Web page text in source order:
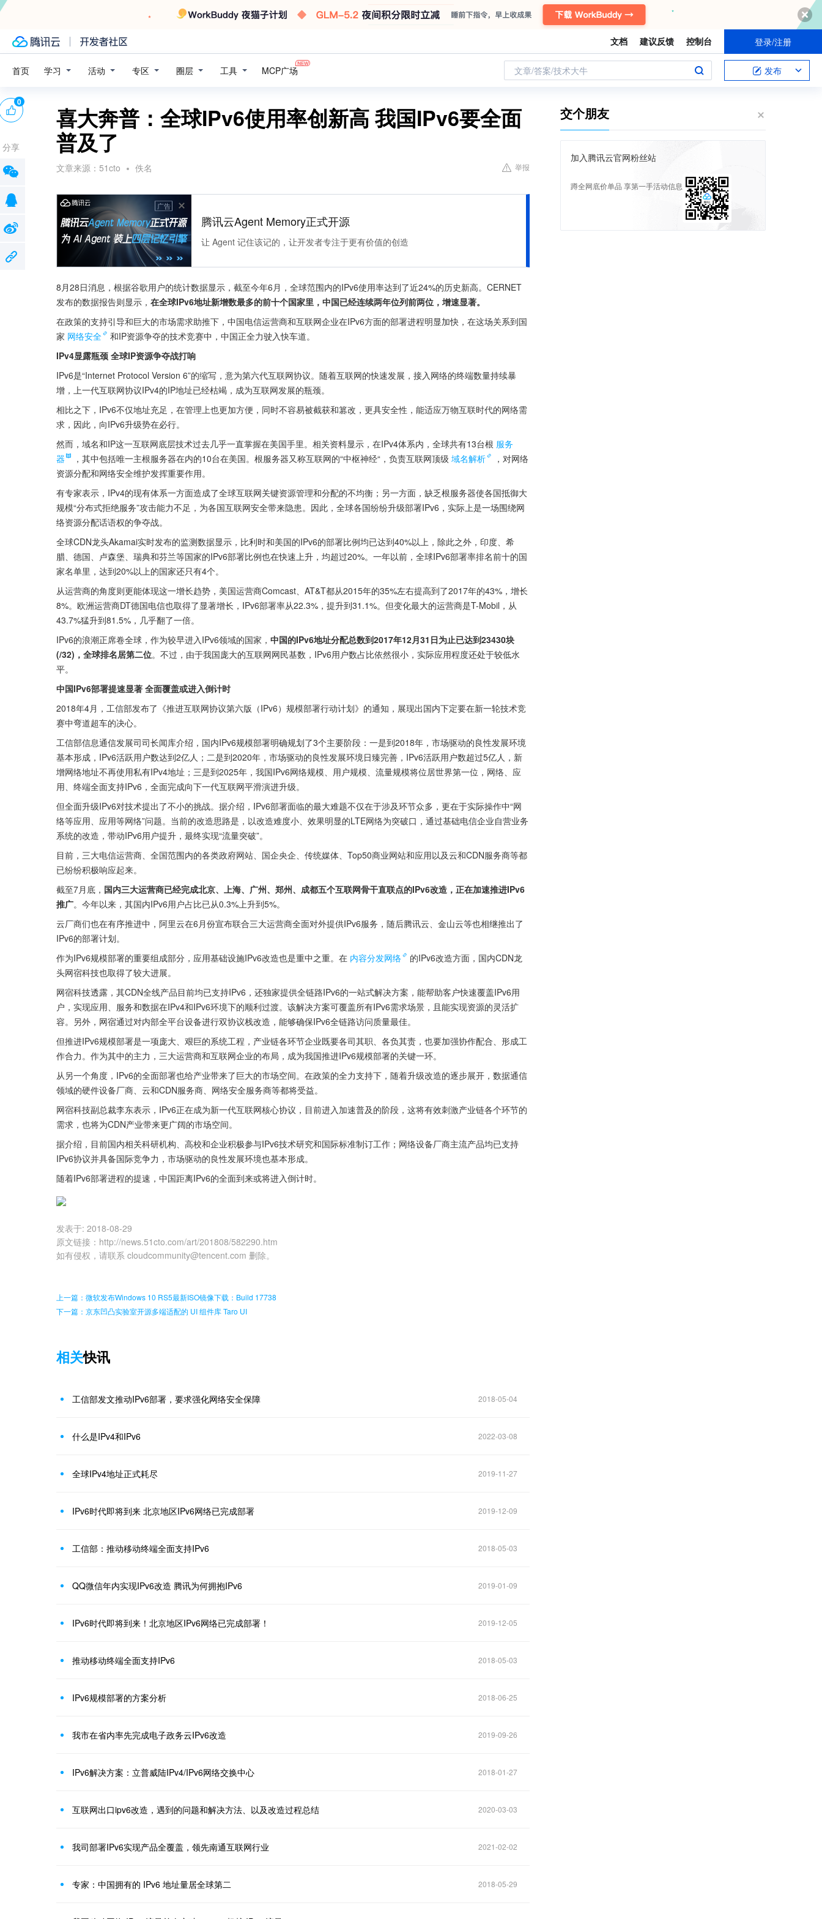
文档 建议反馈 控制台 登录/注册
首页 学习 活动 专区 圈层 工具 MCP广场 文章/答案/技术大牛 发布
喜大奔普：全球IPv6使用率创新高 我国IPv6要全面
普及了
文章来源： 51cto 佚名 举报
广告
腾讯云Agent Memory正式开源
让 Agent 记住该记的，让开发者专注于更有价值的创造
8月28日消息，根据谷歌用户的统计数据显示，截至今年6月，全球范围内的IPv6使用率达到了近24%的历史新高。CERNET
发布的数据报告则显示， 在全球IPv6地址新增数最多的前十个国家里，中国已经连续两年位列前两位，增速显著。
在政策的支持引导和巨大的市场需求助推下，中国电信运营商和互联网企业在IPv6方面的部署进程明显加快，在这场关系到国
家 网络安全
和IP资源争夺的技术竞赛中，中国正全力驶入快车道。
IPv4显露瓶颈 全球IP资源争夺战打响
IPv6是“Internet Protocol Version 6”的缩写，意为第六代互联网协议。随着互联网的快速发展，接入网络的终端数量持续暴
增，上一代互联网协议IPv4的IP地址已经枯竭，成为互联网发展的瓶颈。
相比之下，IPv6不仅地址充足，在管理上也更加方便，同时不容易被截获和篡改，更具安全性，能适应万物互联时代的网络需
求，因此，向IPv6升级势在必行。
然而，域名和IP这一互联网底层技术过去几乎一直掌握在美国手里。相关资料显示，在IPv4体系内，全球共有13台根 服务
器
，其中包括唯一主根服务器在内的10台在美国。根服务器又称互联网的“中枢神经“，负责互联网顶级 域名解析
，对网络
资源分配和网络安全维护发挥重要作用。
有专家表示，IPv4的现有体系一方面造成了全球互联网关键资源管理和分配的不均衡；另一方面，缺乏根服务器使各国抵御大
规模“分布式拒绝服务”攻击能力不足，为各国互联网安全带来隐患。因此，全球各国纷纷升级部署IPv6，实际上是一场围绕网
络资源分配话语权的争夺战。
全球CDN龙头Akamai实时发布的监测数据显示，比利时和美国的IPv6的部署比例均已达到40%以上，除此之外，印度、希
腊、德国、卢森堡、瑞典和芬兰等国家的IPv6部署比例也在快速上升，均超过20%。一年以前，全球IPv6部署率排名前十的国
家名单里，达到20%以上的国家还只有4个。
从运营商的角度则更能体现这一增长趋势，美国运营商Comcast、AT&T都从2015年的35%左右提高到了2017年的43%，增长
8%。欧洲运营商DT德国电信也取得了显著增长，IPv6部署率从22.3%，提升到31.1%。但变化最大的运营商是T-Mobil，从
43.7%猛升到81.5%，几乎翻了一倍。
IPv6的浪潮正席卷全球，作为较早进入IPv6领域的国家， 中国的IPv6地址分配总数到2017年12月31日为止已达到23430块
(/32)，全球排名居第二位。不过，由于我国庞大的互联网网民基数，IPv6用户数占比依然很小，实际应用程度还处于较低水
平。
中国IPv6部署提速显著 全面覆盖或进入倒计时
2018年4月，工信部发布了《推进互联网协议第六版（IPv6）规模部署行动计划》的通知，展现出国内下定要在新一轮技术竞
赛中弯道超车的决心。
工信部信息通信发展司司长闻库介绍，国内IPv6规模部署明确规划了3个主要阶段：一是到2018年，市场驱动的良性发展环境
基本形成，IPv6活跃用户数达到2亿人；二是到2020年，市场驱动的良性发展环境日臻完善，IPv6活跃用户数超过5亿人，新
增网络地址不再使用私有IPv4地址；三是到2025年，我国IPv6网络规模、用户规模、流量规模将位居世界第一位，网络、应
用、终端全面支持IPv6，全面完成向下一代互联网平滑演进升级。
但全面升级IPv6对技术提出了不小的挑战。据介绍，IPv6部署面临的最大难题不仅在于涉及环节众多，更在于实际操作中“网
络等应用、应用等网络”问题。当前的改造思路是，以改造难度小、效果明显的LTE网络为突破口，通过基础电信企业自营业务
系统的改造，带动IPv6用户提升，最终实现“流量突破”。
目前，三大电信运营商、全国范围内的各类政府网站、国企央企、传统媒体、Top50商业网站和应用以及云和CDN服务商等都
已纷纷积极响应起来。
截至7月底， 国内三大运营商已经完成北京、上海、广州、郑州、成都五个互联网骨干直联点的IPv6改造，正在加速推进IPv6
推广。今年以来，其国内IPv6用户占比已从0.3%上升到5%。
云厂商们也在有序推进中，阿里云在6月份宣布联合三大运营商全面对外提供IPv6服务，随后腾讯云、金山云等也相继推出了
IPv6的部署计划。
作为IPv6规模部署的重要组成部分，应用基础设施IPv6改造也是重中之重。在 内容分发网络
的IPv6改造方面，国内CDN龙
头网宿科技也取得了较大进展。
网宿科技透露，其CDN全线产品目前均已支持IPv6，还独家提供全链路IPv6的一站式解决方案，能帮助客户快速覆盖IPv6用
户，实现应用、服务和数据在IPv4和IPv6环境下的顺利过渡。该解决方案可覆盖所有IPv6需求场景，且能实现资源的灵活扩
容。另外，网宿通过对内部全平台设备进行双协议栈改造，能够确保IPv6全链路访问质量最佳。
但推进IPv6规模部署是一项庞大、艰巨的系统工程，产业链各环节企业既要各司其职、各负其责，也要加强协作配合、形成工
作合力。作为其中的主力，三大运营商和互联网企业的布局，成为我国推进IPv6规模部署的关键一环。
从另一个角度，IPv6的全面部署也给产业带来了巨大的市场空间。在政策的全力支持下，随着升级改造的逐步展开，数据通信
领域的硬件设备厂商、云和CDN服务商、网络安全服务商等都将受益。
网宿科技副总裁李东表示，IPv6正在成为新一代互联网核心协议，目前进入加速普及的阶段，这将有效刺激产业链各个环节的
需求，也将为CDN产业带来更广阔的市场空间。
据介绍，目前国内相关科研机构、高校和企业积极参与IPv6技术研究和国际标准制订工作；网络设备厂商主流产品均已支持
IPv6协议并具备国际竞争力，市场驱动的良性发展环境也基本形成。
随着IPv6部署进程的提速，中国距离IPv6的全面到来或将进入倒计时。
发表于: 2018-08-29
原文链接 ： http://news.51cto.com/art/201808/582290.htm
如有侵权，请联系 cloudcommunity@tencent.com 删除。
0
分享
上一篇：微软发布Windows 10 RS5最新ISO镜像下载：Build 17738
下一篇：京东凹凸实验室开源多端适配的 UI 组件库 Taro UI
相关快讯
工信部发文推动IPv6部署，要求强化网络安全保障 2018-05-04
什么是IPv4和IPv6 2022-03-08
全球IPv4地址正式耗尽 2019-11-27
IPv6时代即将到来 北京地区IPv6网络已完成部署 2019-12-09
工信部：推动移动终端全面支持IPv6 2018-05-03
QQ微信年内实现IPv6改造 腾讯为何拥抱IPv6 2019-01-09
IPv6时代即将到来！北京地区IPv6网络已完成部署！ 2019-12-05
推动移动终端全面支持IPv6 2018-05-03
IPv6规模部署的方案分析 2018-06-25
我市在省内率先完成电子政务云IPv6改造 2019-09-26
IPv6解决方案：立普威陆IPv4/IPv6网络交换中心 2018-01-27
互联网出口ipv6改造，遇到的问题和解决方法、以及改造过程总结 2020-03-03
我司部署IPv6实现产品全覆盖，领先南通互联网行业 2021-02-02
专家：中国拥有的 IPv6 地址量居全球第二 2018-05-29
交个朋友
加入腾讯云官网粉丝站
蹲全网底价单品 享第一手活动信息